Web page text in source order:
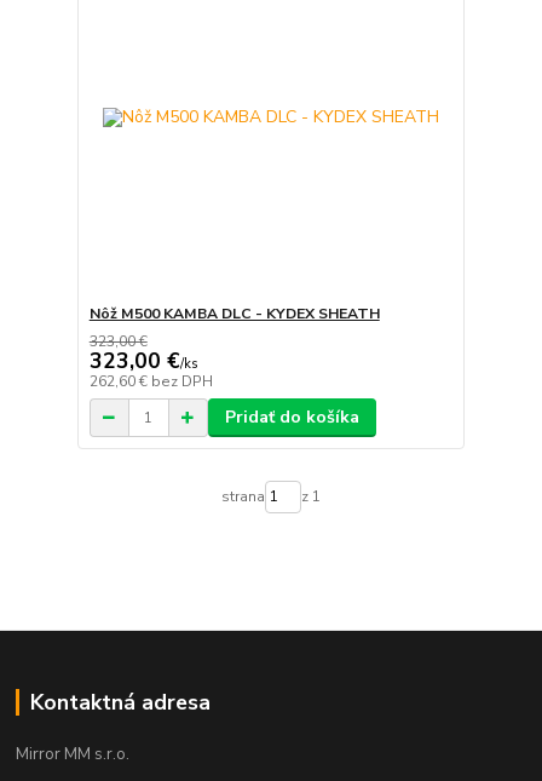
Nôž M500 KAMBA DLC - KYDEX SHEATH
323,00 €
323,00 €/ks
262,60 € bez DPH
Pridať do košíka
strana z 1
Kontaktná adresa
Mirror MM s.r.o.